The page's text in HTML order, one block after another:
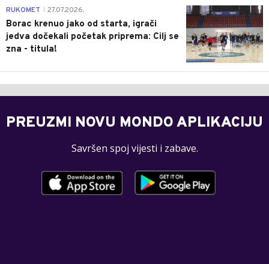
0
RUKOMET 27.07.2026.
Borac krenuo jako od starta, igrači
jedva dočekali početak priprema: Cilj se
zna - titula!
PREUZMI NOVU MONDO APLIKACIJU
Savršen spoj vijesti i zabave.